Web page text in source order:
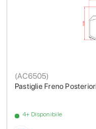
Pastiglie Freno
(AC6505)
4+ Disponibile